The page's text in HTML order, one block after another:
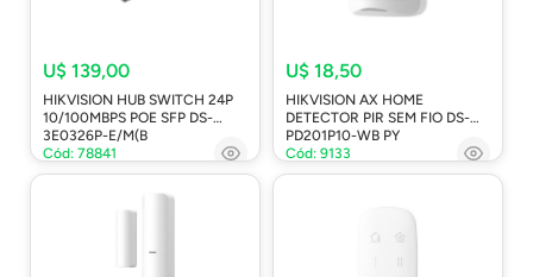
U$ 139,00
HIKVISION HUB SWITCH 24P
10/100MBPS POE SFP DS-
3E0326P-E/M(B
Cód: 78841
U$ 18,50
HIKVISION AX HOME
DETECTOR PIR SEM FIO DS-
PD201P10-WB PY
Cód: 9133